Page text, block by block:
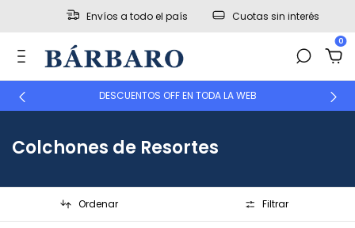
Envíos a todo el país Cuotas sin interés
0
DESCUENTOS OFF EN TODA LA WEB
Colchones de Resortes
Ordenar Filtrar